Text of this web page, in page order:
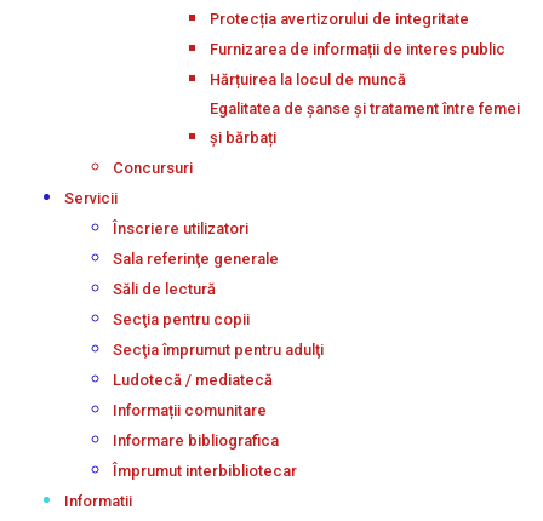
Protecția avertizorului de integritate
Furnizarea de informații de interes public
Hărțuirea la locul de muncă
Egalitatea de șanse și tratament între femei
și bărbați
Concursuri
Servicii
Înscriere utilizatori
Sala referinţe generale
Săli de lectură
Secţia pentru copii
Secţia împrumut pentru adulţi
Ludotecă / mediatecă
Informații comunitare
Informare bibliografica
Împrumut interbibliotecar
Informatii